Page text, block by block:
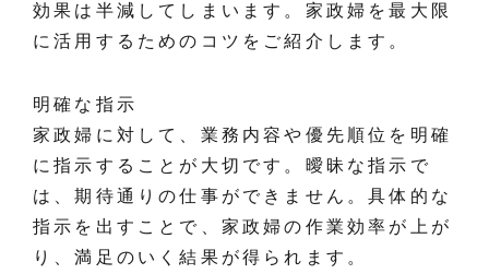
効果は半減してしまいます。家政婦を最大限
に活用するためのコツをご紹介します。
明確な指示
家政婦に対して、業務内容や優先順位を明確
に指示することが大切です。曖昧な指示で
は、期待通りの仕事ができません。具体的な
指示を出すことで、家政婦の作業効率が上が
り、満足のいく結果が得られます。